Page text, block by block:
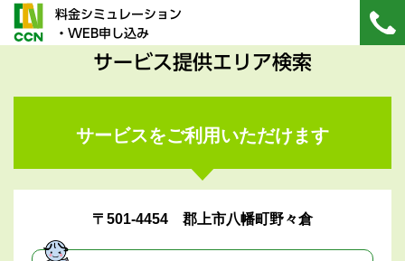
料金シミュレーション
・WEB申し込み
サービス提供エリア検索
サービスをご利用いただけます
〒501-4454 郡上市八幡町野々倉